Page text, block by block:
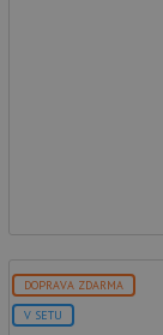
DOPRAVA ZDARMA
V SETU